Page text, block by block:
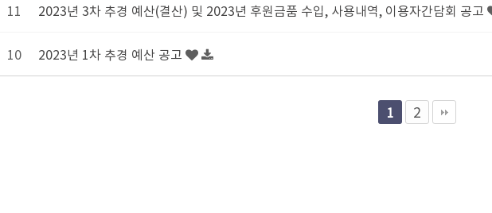
11 2023년 3차 추경 예산(결산) 및 2023년 후원금품 수입, 사용내역, 이용자간담회 공고
10 2023년 1차 추경 예산 공고
1 2